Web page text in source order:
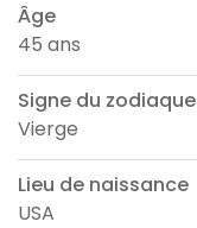
Âge
45 ans
Signe du zodiaque
Vierge
Lieu de naissance
USA